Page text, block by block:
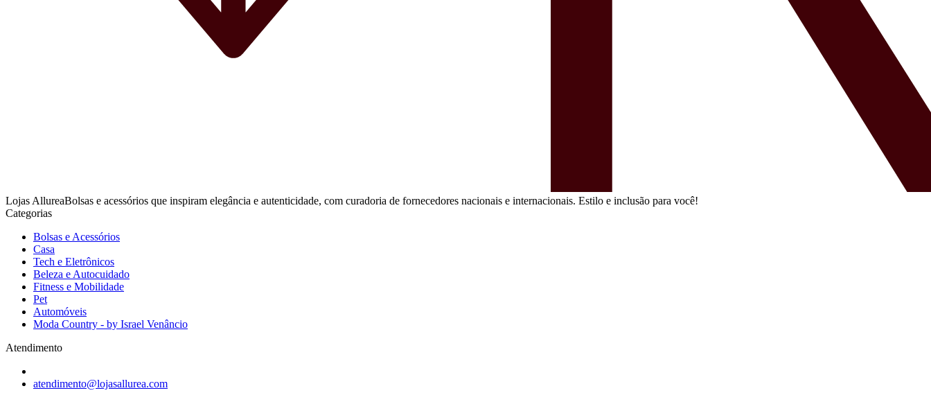
Lojas AllureaBolsas e acessórios que inspiram elegância e autenticidade, com curadoria de fornecedores nacionais e internacionais. Estilo e inclusão para você!
Categorias
Bolsas e Acessórios
Casa
Tech e Eletrônicos
Beleza e Autocuidado
Fitness e Mobilidade
Pet
Automóveis
Moda Country - by Israel Venâncio
Atendimento
atendimento@lojasallurea.com